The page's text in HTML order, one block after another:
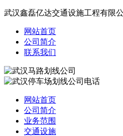
武汉鑫磊亿达交通设施工程有限
网站首页
公司简介
联系我们
网站首页
公司简介
业务范围
交通设施